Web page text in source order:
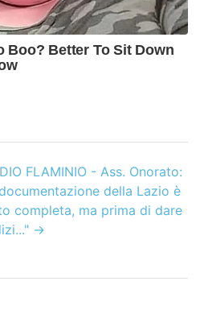
FLAMINIO - Ass. Onorato:
della Lazio è
completa, ma prima di dare
→